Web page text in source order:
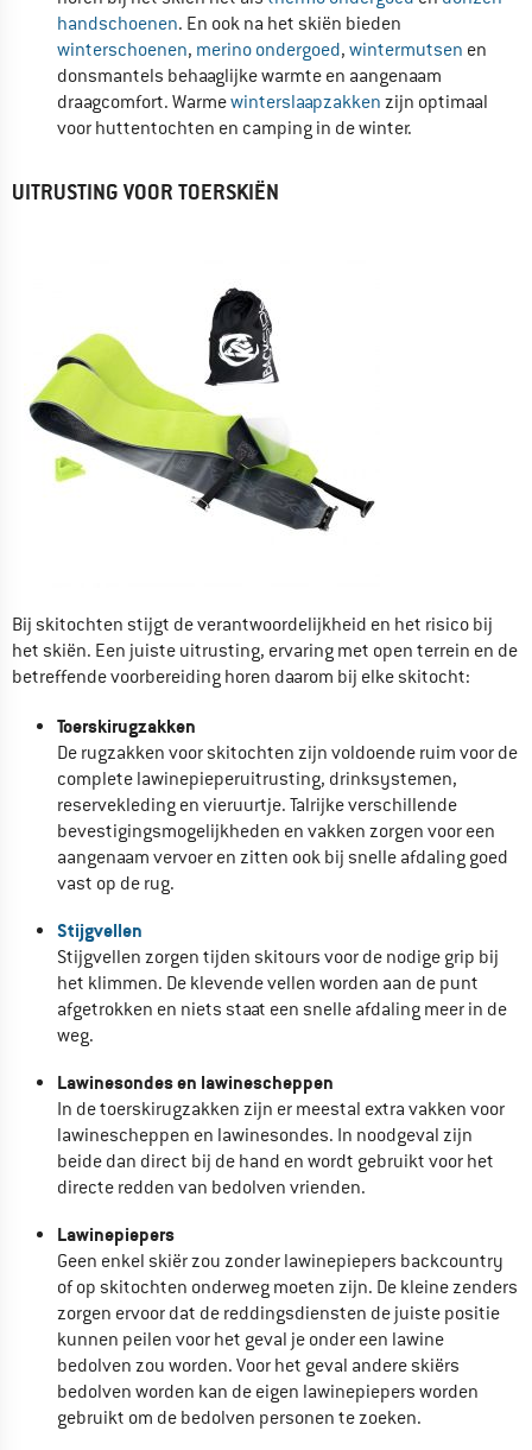
handschoenen. En ook na het skiën bieden
winterschoenen, merino ondergoed, wintermutsen en
donsmantels behaaglijke warmte en aangenaam
draagcomfort. Warmewinterslaapzakken zijn optimaal
voor huttentochten en camping in de winter.
UITRUSTING VOOR TOERSKIËN
Bij skitochten stijgt de verantwoordelijkheid en het risico bij
het skiën. Een juiste uitrusting, ervaring met open terrein en de
betreffende voorbereiding horen daarom bij elke skitocht:
Toerskirugzakken
De rugzakken voor skitochten zijn voldoende ruim voor de
complete lawinepieperuitrusting, drinksystemen,
reservekleding en vieruurtje. Talrijke verschillende
bevestigingsmogelijkheden en vakken zorgen voor een
aangenaam vervoer en zitten ook bij snelle afdaling goed
vast op de rug.
Stijgvellen
Stijgvellen zorgen tijden skitours voor de nodige grip bij
het klimmen. De klevende vellen worden aan de punt
afgetrokken en niets staat een snelle afdaling meer in de
weg.
Lawinesondes en lawinescheppen
In de toerskirugzakken zijn er meestal extra vakken voor
lawinescheppen en lawinesondes. In noodgeval zijn
beide dan direct bij de hand en wordt gebruikt voor het
directe redden van bedolven vrienden.
Lawinepiepers
Geen enkel skiër zou zonder lawinepiepers backcountry
of op skitochten onderweg moeten zijn. De kleine zenders
zorgen ervoor dat de reddingsdiensten de juiste positie
kunnen peilen voor het geval je onder een lawine
bedolven zou worden. Voor het geval andere skiërs
bedolven worden kan de eigen lawinepiepers worden
gebruikt om de bedolven personen te zoeken.